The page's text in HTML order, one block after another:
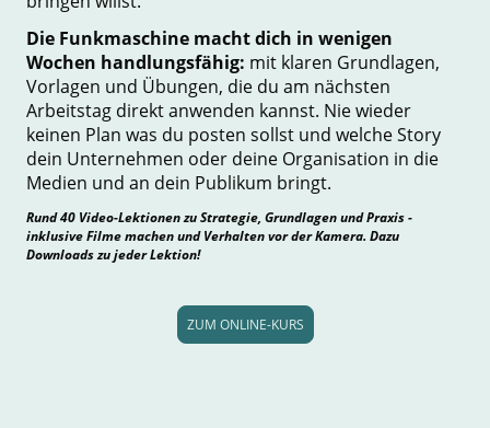
Die Funkmaschine macht dich in wenigen
Wochen handlungsfähig: mit klaren Grundlagen,
Vorlagen und Übungen, die du am nächsten
Arbeitstag direkt anwenden kannst. Nie wieder
keinen Plan was du posten sollst und welche Story
dein Unternehmen oder deine Organisation in die
Medien und an dein Publikum bringt.
Rund 40 Video-Lektionen zu Strategie, Grundlagen und Praxis -
inklusive Filme machen und Verhalten vor der Kamera. Dazu
Downloads zu jeder Lektion!
ZUM ONLINE-KURS